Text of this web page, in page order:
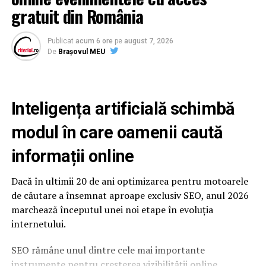
gratuit din România
Publicat acum 6 ore pe august 7, 2026
De Brașovul MEU
Inteligența artificială schimbă
modul în care oamenii caută
informații online
Dacă în ultimii 20 de ani optimizarea pentru motoarele
de căutare a însemnat aproape exclusiv SEO, anul 2026
marchează începutul unei noi etape în evoluția
internetului.
SEO rămâne unul dintre cele mai importante